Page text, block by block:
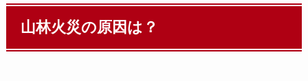
山林火災の原因は？